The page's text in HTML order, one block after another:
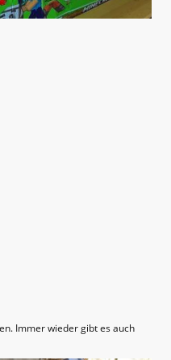
Immer wieder gibt es auch